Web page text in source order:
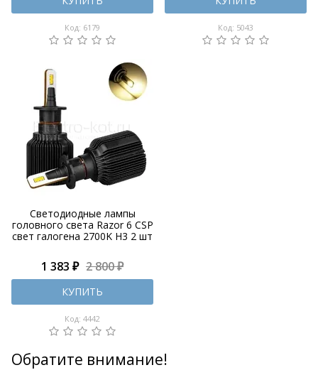
Код: 6179 Код: 5043
Светодиодные лампы
головного света Razor 6 CSP
свет галогена 2700K H3 2 шт
1 383 ₽ 2 800 ₽
КУПИТЬ
Код: 4442
Обратите внимание!